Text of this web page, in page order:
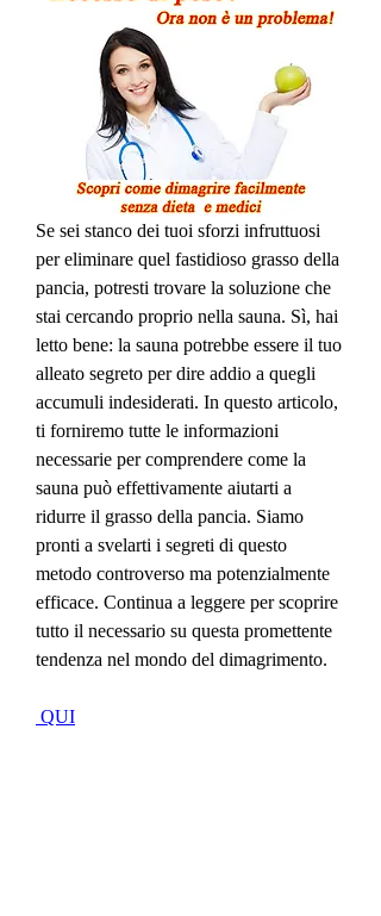
Se sei stanco dei tuoi sforzi infruttuosi
per eliminare quel fastidioso grasso della
pancia, potresti trovare la soluzione che
stai cercando proprio nella sauna. Sì, hai
letto bene: la sauna potrebbe essere il tuo
alleato segreto per dire addio a quegli
accumuli indesiderati. In questo articolo,
ti forniremo tutte le informazioni
necessarie per comprendere come la
sauna può effettivamente aiutarti a
ridurre il grasso della pancia. Siamo
pronti a svelarti i segreti di questo
metodo controverso ma potenzialmente
efficace. Continua a leggere per scoprire
tutto il necessario su questa promettente
tendenza nel mondo del dimagrimento.
QUI